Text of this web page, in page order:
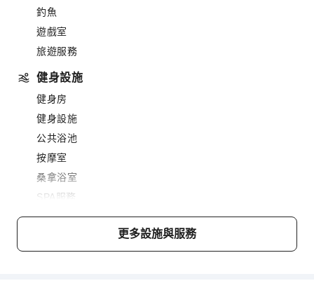
釣魚
遊戲室
旅遊服務
健身設施
健身房
健身設施
公共浴池
按摩室
桑拿浴室
SPA服務
游泳池
更多設施與服務